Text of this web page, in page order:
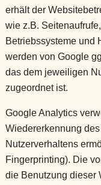
erhält der
wie z.B.
Betriebssysteme und
werden von Google
das dem jeweiligen
zugeordnet ist.
Google Analytics
Wiedererkennung
Nutzerverhaltens
Fingerprinting). Die
die Benutzung dieser